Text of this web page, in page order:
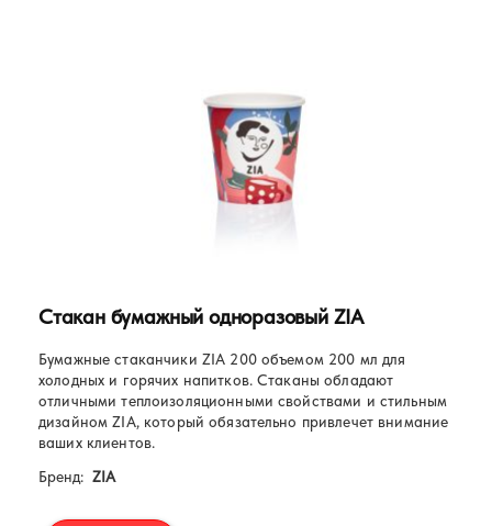
Стакан бумажный одноразовый ZIA
Бумажные стаканчики ZIA 200 объемом 200 мл для
холодных и горячих напитков. Стаканы обладают
отличными теплоизоляционными свойствами и стильным
дизайном ZIA, который обязательно привлечет внимание
ваших клиентов.
Бренд: ZIA